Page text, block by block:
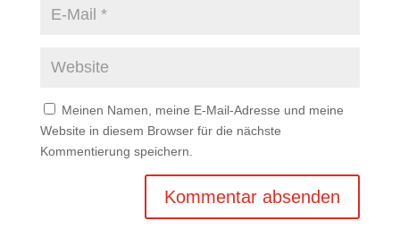
Meinen Namen, meine E-Mail-Adresse und meine
Website in diesem Browser für die nächste
Kommentierung speichern.